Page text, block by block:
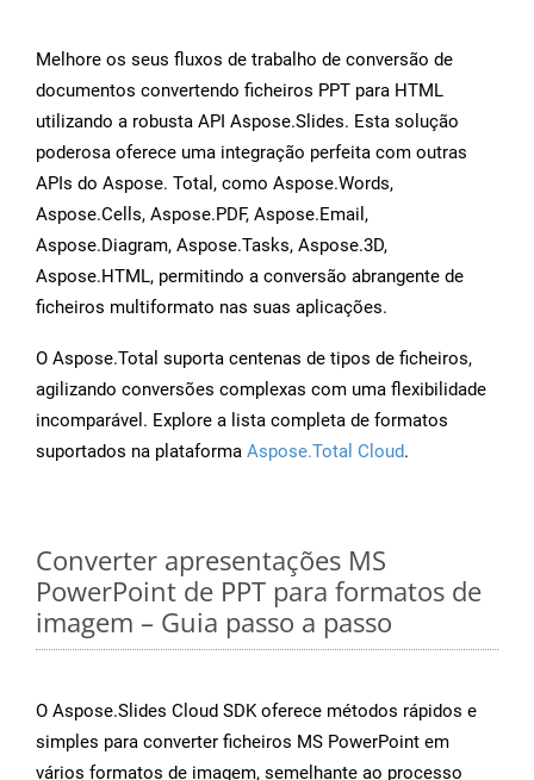
Melhore os seus fluxos de trabalho de conversão de
documentos convertendo ficheiros PPT para HTML
utilizando a robusta API Aspose.Slides. Esta solução
poderosa oferece uma integração perfeita com outras
APIs do Aspose. Total, como Aspose.Words,
Aspose.Cells, Aspose.PDF, Aspose.Email,
Aspose.Diagram, Aspose.Tasks, Aspose.3D,
Aspose.HTML, permitindo a conversão abrangente de
ficheiros multiformato nas suas aplicações.
O Aspose.Total suporta centenas de tipos de ficheiros,
agilizando conversões complexas com uma flexibilidade
incomparável. Explore a lista completa de formatos
suportados na plataforma Aspose.Total Cloud.
Converter apresentações MS
PowerPoint de PPT para formatos de
imagem – Guia passo a passo
O Aspose.Slides Cloud SDK oferece métodos rápidos e
simples para converter ficheiros MS PowerPoint em
vários formatos de imagem, semelhante ao processo